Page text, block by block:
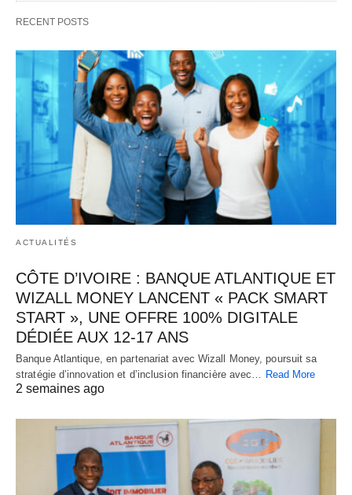
d’inclusion financière avec…
RECENT POSTS
ACTUALITÉS
CÔTE D’IVOIRE : BANQUE ATLANTIQUE ET
WIZALL MONEY LANCENT « PACK SMART
START », UNE OFFRE 100% DIGITALE
DÉDIÉE AUX 12-17 ANS
Banque Atlantique, en partenariat avec Wizall Money, poursuit sa
stratégie d’innovation et d’inclusion financière avec… Read More
2 semaines ago